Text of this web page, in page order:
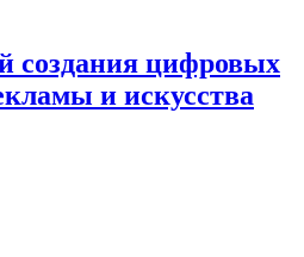
создания цифровых
и искусства